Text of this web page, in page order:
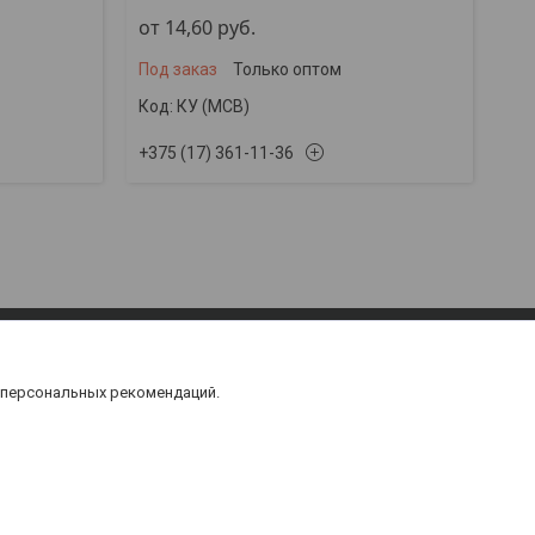
от 14,60 руб.
Под заказ
Только оптом
КУ (МСВ)
+375 (17) 361-11-36
рекомендаций.